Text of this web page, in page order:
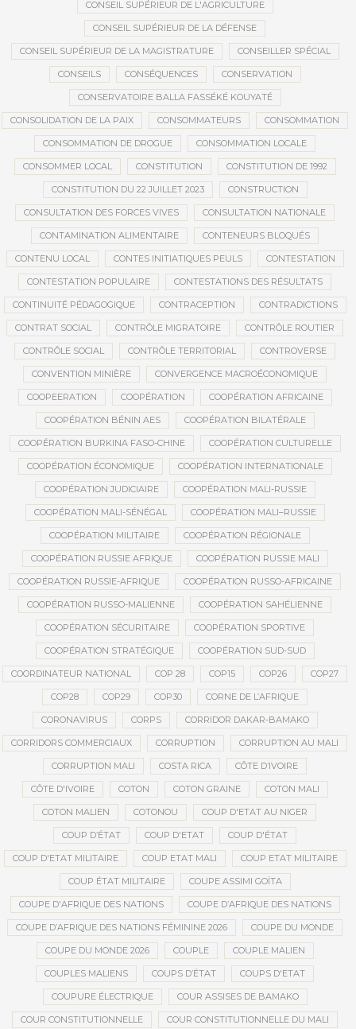
CONSEIL SUPÉRIEUR DE L'AGRICULTURE
CONSEIL SUPÉRIEUR DE LA DÉFENSE
CONSEIL SUPÉRIEUR DE LA MAGISTRATURE CONSEILLER SPÉCIAL
CONSEILS CONSÉQUENCES CONSERVATION
CONSERVATOIRE BALLA FASSÉKÉ KOUYATÉ
CONSOLIDATION DE LA PAIX CONSOMMATEURS CONSOMMATION
CONSOMMATION DE DROGUE CONSOMMATION LOCALE
CONSOMMER LOCAL CONSTITUTION CONSTITUTION DE 1992
CONSTITUTION DU 22 JUILLET 2023 CONSTRUCTION
CONSULTATION DES FORCES VIVES CONSULTATION NATIONALE
CONTAMINATION ALIMENTAIRE CONTENEURS BLOQUÉS
CONTENU LOCAL CONTES INITIATIQUES PEULS CONTESTATION
CONTESTATION POPULAIRE CONTESTATIONS DES RÉSULTATS
CONTINUITÉ PÉDAGOGIQUE CONTRACEPTION CONTRADICTIONS
CONTRAT SOCIAL CONTRÔLE MIGRATOIRE CONTRÔLE ROUTIER
CONTRÔLE SOCIAL CONTRÔLE TERRITORIAL CONTROVERSE
CONVENTION MINIÈRE CONVERGENCE MACROÉCONOMIQUE
COOPEERATION COOPÉRATION COOPÉRATION AFRICAINE
COOPÉRATION BÉNIN AES COOPÉRATION BILATÉRALE
COOPÉRATION BURKINA FASO-CHINE COOPÉRATION CULTURELLE
COOPÉRATION ÉCONOMIQUE COOPÉRATION INTERNATIONALE
COOPÉRATION JUDICIAIRE COOPÉRATION MALI-RUSSIE
COOPÉRATION MALI-SÉNÉGAL COOPÉRATION MALI–RUSSIE
COOPÉRATION MILITAIRE COOPÉRATION RÉGIONALE
COOPÉRATION RUSSIE AFRIQUE COOPÉRATION RUSSIE MALI
COOPÉRATION RUSSIE-AFRIQUE COOPÉRATION RUSSO-AFRICAINE
COOPÉRATION RUSSO-MALIENNE COOPÉRATION SAHÉLIENNE
COOPÉRATION SÉCURITAIRE COOPÉRATION SPORTIVE
COOPÉRATION STRATÉGIQUE COOPÉRATION SUD-SUD
COORDINATEUR NATIONAL COP 28 COP15 COP26 COP27
COP28 COP29 COP30 CORNE DE L’AFRIQUE
CORONAVIRUS CORPS CORRIDOR DAKAR-BAMAKO
CORRIDORS COMMERCIAUX CORRUPTION CORRUPTION AU MALI
CORRUPTION MALI COSTA RICA CÔTE D’IVOIRE
CÔTE D'IVOIRE COTON COTON GRAINE COTON MALI
COTON MALIEN COTONOU COUP D'ETAT AU NIGER
COUP D’ÉTAT COUP D'ETAT COUP D'ÉTAT
COUP D'ETAT MILITAIRE COUP ETAT MALI COUP ETAT MILITAIRE
COUP ÉTAT MILITAIRE COUPE ASSIMI GOÏTA
COUPE D'AFRIQUE DES NATIONS COUPE D’AFRIQUE DES NATIONS
COUPE D’AFRIQUE DES NATIONS FÉMININE 2026 COUPE DU MONDE
COUPE DU MONDE 2026 COUPLE COUPLE MALIEN
COUPLES MALIENS COUPS D’ÉTAT COUPS D'ETAT
COUPURE ÉLECTRIQUE COUR ASSISES DE BAMAKO
COUR CONSTITUTIONNELLE COUR CONSTITUTIONNELLE DU MALI